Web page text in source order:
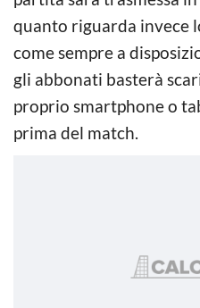
quanto riguarda invece
come sempre a
gli abbonati basterà
proprio smartphone o
prima del match.